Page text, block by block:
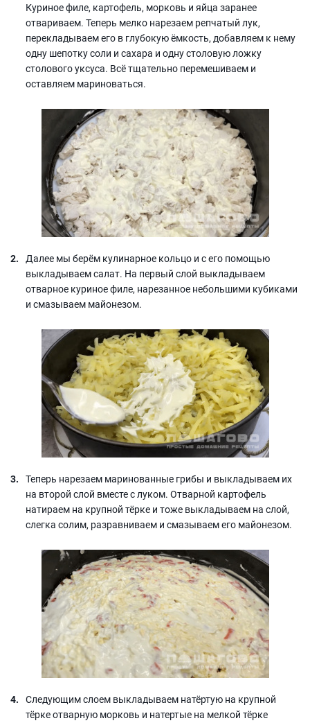
Куриное филе, картофель, морковь и яйца заранее
отвариваем. Теперь мелко нарезаем репчатый лук,
перекладываем его в глубокую ёмкость, добавляем к нему
одну шепотку соли и сахара и одну столовую ложку
столового уксуса. Всё тщательно перемешиваем и
оставляем мариноваться.
Далее мы берём кулинарное кольцо и с его помощью
выкладываем салат. На первый слой выкладываем
отварное куриное филе, нарезанное небольшими кубиками
и смазываем майонезом.
Теперь нарезаем маринованные грибы и выкладываем их
на второй слой вместе с луком. Отварной картофель
натираем на крупной тёрке и тоже выкладываем на слой,
слегка солим, разравниваем и смазываем его майонезом.
Следующим слоем выкладываем натёртую на крупной
тёрке отварную морковь и натертые на мелкой тёрке